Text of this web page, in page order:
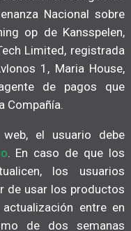
Nacional sobre
op de Kansspelen,
Limited, registrada
1, Maria House,
de pagos que
Compañía.
el usuario debe
. En caso de que los
los usuarios
de usar los productos
entre en
de dos semanas